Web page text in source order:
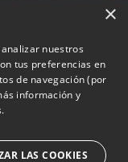
×
nuestros
tus preferencias en
de navegación (por
información y
LAS COOKIES